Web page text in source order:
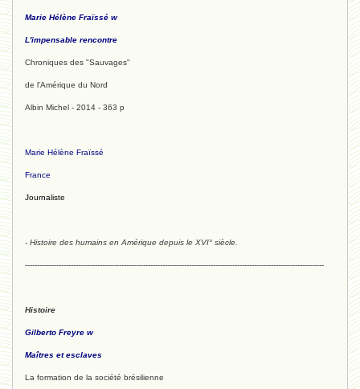
Marie Hélène Fraïssé w
L'impensable rencontre
Chroniques des "Sauvages"
de l'Amérique du Nord
Albin Michel - 2014 - 363 p
Marie Hélène Fraïssé
France
Journaliste
- Histoire des humains en Amérique depuis le XVI° siècle.
----------------------------------------------------------------------------------------------------------------------------
Histoire
Gilberto Freyre w
Maîtres et esclaves
La formation de la société brésilienne